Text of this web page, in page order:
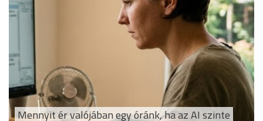
Mennyit ér valójában egy óránk, ha az AI szinte